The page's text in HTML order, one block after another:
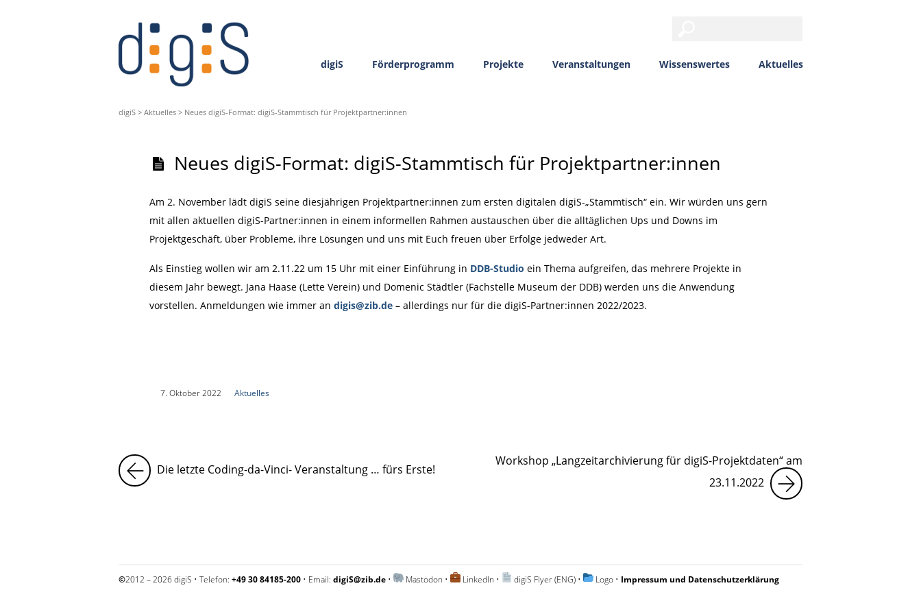
digiS Förderprogramm Projekte Veranstaltungen Wissenswertes Aktuelles
digiS > Aktuelles > Neues digiS-Format: digiS-Stammtisch für Projektpartner:innen
Neues digiS-Format: digiS-Stammtisch für Projektpartner:innen
Am 2. November lädt digiS seine diesjährigen Projektpartner:innen zum ersten digitalen digiS-„Stammtisch“ ein. Wir würden uns gern
mit allen aktuellen digiS-Partner:innen in einem informellen Rahmen austauschen über die alltäglichen Ups und Downs im
Projektgeschäft, über Probleme, ihre Lösungen und uns mit Euch freuen über Erfolge jedweder Art.
Als Einstieg wollen wir am 2.11.22 um 15 Uhr mit einer Einführung in DDB-Studio ein Thema aufgreifen, das mehrere Projekte in
diesem Jahr bewegt. Jana Haase (Lette Verein) und Domenic Städtler (Fachstelle Museum der DDB) werden uns die Anwendung
vorstellen. Anmeldungen wie immer an digis@zib.de– allerdings nur für die digiS-Partner:innen 2022/2023.
7. Oktober 2022 Aktuelles
Die letzte Coding-da-Vinci- Veranstaltung … fürs Erste!
Workshop „Langzeitarchivierung für digiS-Projektdaten“ am
23.11.2022
©2012 – 2026 digiS • Telefon: +49 30 84185-200 • Email: digiS@zib.de • Mastodon • LinkedIn • digiS Flyer (ENG) • Logo • Impressum und Datenschutzerklärung